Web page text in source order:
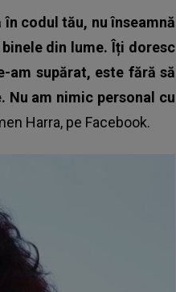
codul tău, nu înseamnă
din lume. Îți doresc
am supărat, este fără să
Nu am nimic personal cu
Harra, pe Facebook.